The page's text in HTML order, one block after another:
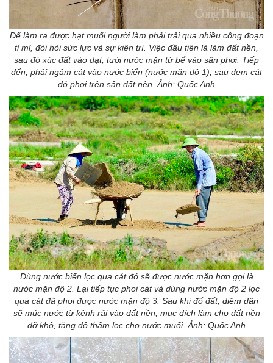
Để làm ra được hạt muối người làm phải trải qua nhiều công đoạn
tỉ mỉ, đòi hỏi sức lực và sự kiên trì. Việc đầu tiên là làm đất nền,
sau đó xúc đất vào dạt, tưới nước mặn từ bể vào sân phơi. Tiếp
đến, phải ngâm cát vào nước biển (nước mặn độ 1), sau đem cát
đó phơi trên sân đất nện. Ảnh: Quốc Anh
Dùng nước biển lọc qua cát đó sẽ được nước mặn hơn gọi là
nước mặn độ 2. Lại tiếp tục phơi cát và dùng nước mặn độ 2 lọc
qua cát đã phơi được nước mặn độ 3. Sau khi đổ đất, diêm dân
sẽ múc nước từ kênh rải vào đất nền, mục đích làm cho đất nền
đỡ khô, tăng độ thấm lọc cho nước muối. Ảnh: Quốc Anh